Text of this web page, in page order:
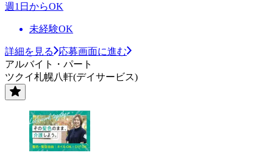
週1日からOK
未経験OK
詳細を見る
応募画面に進む
アルバイト・パート
ツクイ札幌八軒(デイサービス)